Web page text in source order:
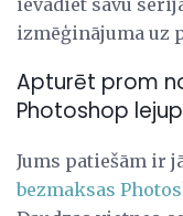
ievadiet savu
izmēģinājuma uz
Apturēt prom
Photoshop
Jums patiešām ir
bezmaksas